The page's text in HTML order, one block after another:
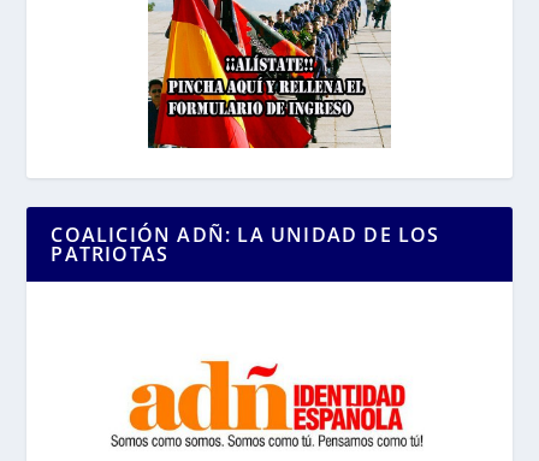
COALICIÓN ADÑ: LA UNIDAD DE LOS
PATRIOTAS